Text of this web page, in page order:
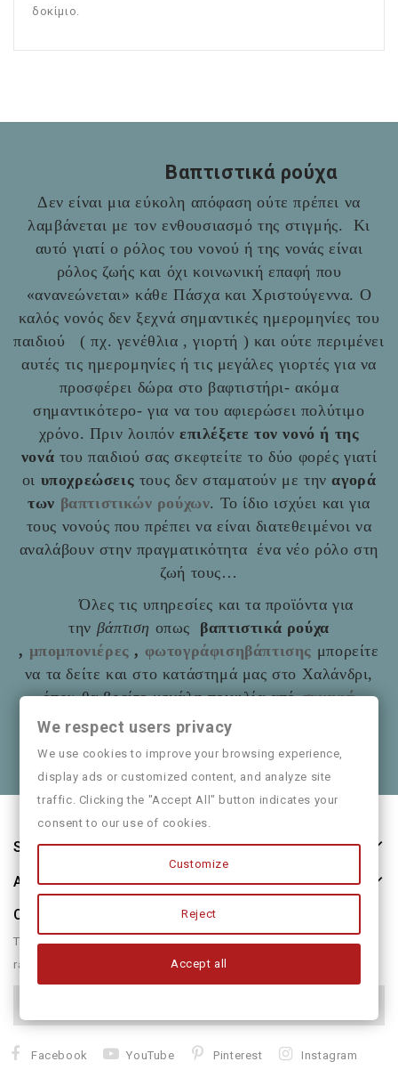
δοκίμιο.
Βαπτιστικά ρούχα
Δεν είναι μια εύκολη απόφαση ούτε πρέπει να
λαμβάνεται με τον ενθουσιασμό της στιγμής. Κι
αυτό γιατί ο ρόλος του νονού ή της νονάς είναι
ρόλος ζωής και όχι κοινωνική επαφή που
«ανανεώνεται» κάθε Πάσχα και Χριστούγεννα. Ο
καλός νονός δεν ξεχνά σημαντικές ημερομηνίες του
παιδιού ( πχ. γενέθλια , γιορτή ) και ούτε περιμένει
αυτές τις ημερομηνίες ή τις μεγάλες γιορτές για να
προσφέρει δώρα στο βαφτιστήρι- ακόμα
σημαντικότερο- για να του αφιερώσει πολύτιμο
χρόνο. Πριν λοιπόν επιλέξετε τον νονό ή της
νονά του παιδιού σας σκεφτείτε το δύο φορές γιατί
οι υποχρεώσεις τους δεν σταματούν με τηναγορά
των βαπτιστικών ρούχων. Το ίδιο ισχύει και για
τους νονούς που πρέπει να είναι διατεθειμένοι να
αναλάβουν στην πραγματικότητα ένα νέο ρόλο στη
ζωή τους…
Όλες τις υπηρεσίες και τα προϊόντα για
την βάπτιση οπως
βαπτιστικά ρούχα
, μπομπονιέρες , φωτογράφισηβάπτισης μπορείτε
να τα δείτε και στο κατάστημά μας στο Χαλάνδρι,
όπου θα βρείτε μεγάλη ποικιλία απόσυναφή
είδη όπως και παιδικά ρούχα
Θα χαρούμε να τα πούμε και από κοντά
Store Information
About Us
Our Newsletter
There are many variations of passages of form humour or
randomised
Facebook YouTube Pinterest Instagram
We respect users privacy
We use cookies to improve your browsing experience,
display ads or customized content, and analyze site
traffic. Clicking the "Accept All" button indicates your
consent to our use of cookies.
Customize
Reject
Accept all